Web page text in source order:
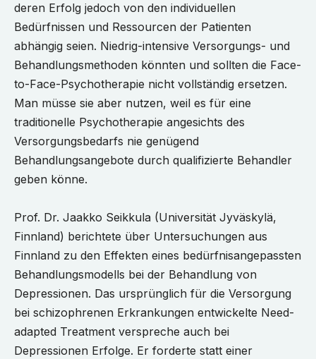
deren Erfolg jedoch von den individuellen
Bedürfnissen und Ressourcen der Patienten
abhängig seien. Niedrig-intensive Versorgungs- und
Behandlungsmethoden könnten und sollten die Face-
to-Face-Psychotherapie nicht vollständig ersetzen.
Man müsse sie aber nutzen, weil es für eine
traditionelle Psychotherapie angesichts des
Versorgungsbedarfs nie genügend
Behandlungsangebote durch qualifizierte Behandler
geben könne.
Prof. Dr. Jaakko Seikkula (Universität Jyväskylä,
Finnland) berichtete über Untersuchungen aus
Finnland zu den Effekten eines bedürfnisangepassten
Behandlungsmodells bei der Behandlung von
Depressionen. Das ursprünglich für die Versorgung
bei schizophrenen Erkrankungen entwickelte Need-
adapted Treatment verspreche auch bei
Depressionen Erfolge. Er forderte statt einer